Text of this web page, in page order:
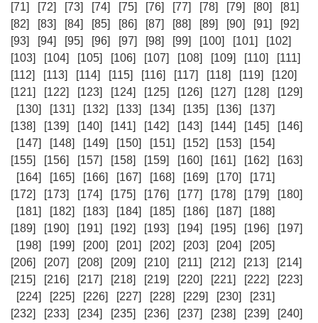
[71]
[72] [73] [74] [75] [76] [77] [78] [79] [80]
[81]
[82]
[83] [84] [85] [86] [87] [88] [89] [90] [91]
[92]
[93]
[94] [95] [96] [97] [98] [99] [100] [101]
[102]
[103]
[104] [105] [106] [107] [108] [109] [110]
[111]
[112]
[113] [114] [115] [116] [117] [118] [119]
[120]
[121]
[122] [123] [124] [125] [126] [127] [128]
[129]
[130]
[131] [132] [133] [134] [135] [136]
[137]
[138]
[139] [140] [141] [142] [143] [144] [145]
[146]
[147]
[148] [149] [150] [151] [152] [153]
[154]
[155]
[156] [157] [158] [159] [160] [161] [162]
[163]
[164]
[165] [166] [167] [168] [169] [170]
[171]
[172]
[173] [174] [175] [176] [177] [178] [179]
[180]
[181]
[182] [183] [184] [185] [186] [187]
[188]
[189]
[190] [191] [192] [193] [194] [195] [196]
[197]
[198]
[199] [200] [201] [202] [203] [204]
[205]
[206]
[207] [208] [209] [210] [211] [212] [213]
[214]
[215]
[216] [217] [218] [219] [220] [221] [222]
[223]
[224]
[225] [226] [227] [228] [229] [230]
[231]
[232]
[233] [234] [235] [236] [237] [238] [239]
[240]